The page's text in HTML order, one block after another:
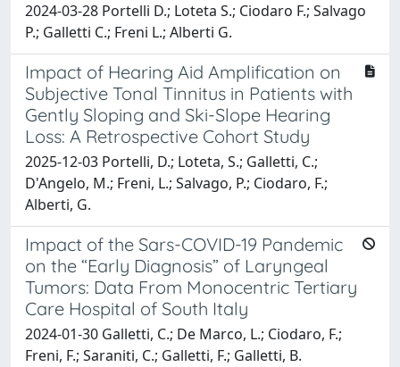
2024-03-28 Portelli D.; Loteta S.; Ciodaro F.; Salvago
P.; Galletti C.; Freni L.; Alberti G.
Impact of Hearing Aid Amplification on
Subjective Tonal Tinnitus in Patients with
Gently Sloping and Ski-Slope Hearing
Loss: A Retrospective Cohort Study
2025-12-03 Portelli, D.; Loteta, S.; Galletti, C.;
D'Angelo, M.; Freni, L.; Salvago, P.; Ciodaro, F.;
Alberti, G.
Impact of the Sars-COVID-19 Pandemic
on the “Early Diagnosis” of Laryngeal
Tumors: Data From Monocentric Tertiary
Care Hospital of South Italy
2024-01-30 Galletti, C.; De Marco, L.; Ciodaro, F.;
Freni, F.; Saraniti, C.; Galletti, F.; Galletti, B.